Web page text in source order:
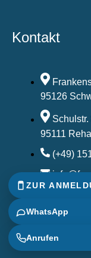
Kontakt
95126
Schulstr.
95111
(+49)
info@fs-
ZUR
WhatsApp
Anrufen